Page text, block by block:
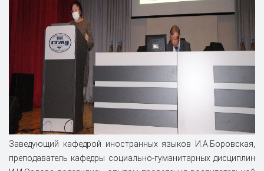
Заведующий кафедрой иностранных языков И.А.Боровская,
преподаватель кафедры социально-гуманитарных дисциплин